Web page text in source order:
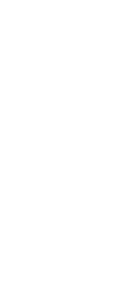
Diskominfo Pastikan